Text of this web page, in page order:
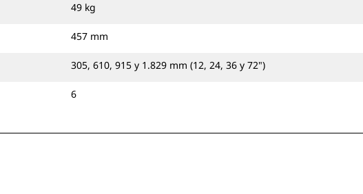
49 kg
457 mm
305, 610, 915 y 1.829 mm (12, 24, 36 y 72")
6